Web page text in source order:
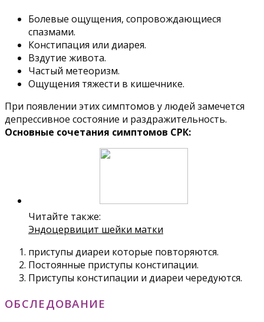
Болевые ощущения, сопровождающиеся
спазмами.
Констипация или диарея.
Вздутие живота.
Частый метеоризм.
Ощущения тяжести в кишечнике.
При появлении этих симптомов у людей замечется
депрессивное состояние и раздражительность.
Основные сочетания симптомов СРК:
Читайте также:
Эндоцервицит шейки матки
приступы диареи которые повторяются.
Постоянные приступы констипации.
Приступы констипации и диареи чередуются.
ОБСЛЕДОВАНИЕ